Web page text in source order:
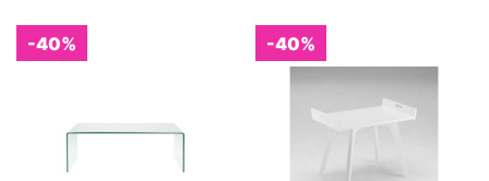
-40% -40%